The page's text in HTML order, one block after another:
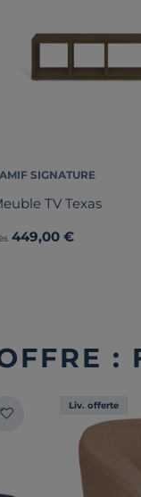
SIGNATURE
TV Texas
449,00 €
:
Liv. offerte